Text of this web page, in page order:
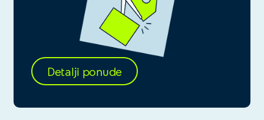
Detalji ponude